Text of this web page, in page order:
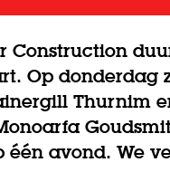
Construction
Op donderdag
Thurnim
avond. We